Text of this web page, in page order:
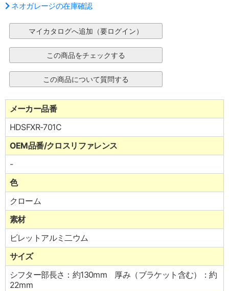
ネオガレージの在庫確認
メーカー品番
HDSFXR-701C
OEM品番/クロスリファレンス
-
色
クローム
素材
ビレットアルミ二ウム
サイズ
シフター部長さ：約130mm 厚み（ブラケット含む）：約
22mm